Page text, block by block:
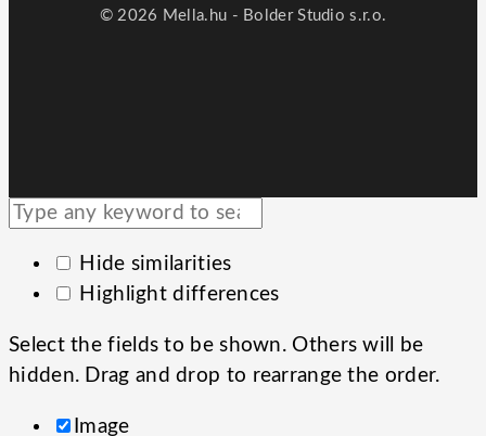
© 2026 Mella.hu - Bolder Studio s.r.o.
Hide similarities
Highlight differences
Select the fields to be shown. Others will be
hidden. Drag and drop to rearrange the order.
Image